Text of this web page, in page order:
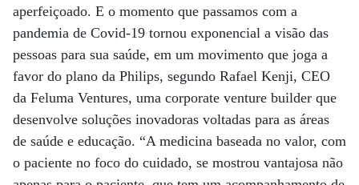
aperfeiçoado. E o momento que passamos com a
pandemia de Covid-19 tornou exponencial a visão das
pessoas para sua saúde, em um movimento que joga a
favor do plano da Philips, segundo Rafael Kenji, CEO
da Feluma Ventures, uma corporate venture builder que
desenvolve soluções inovadoras voltadas para as áreas
de saúde e educação. “A medicina baseada no valor, com
o paciente no foco do cuidado, se mostrou vantajosa não